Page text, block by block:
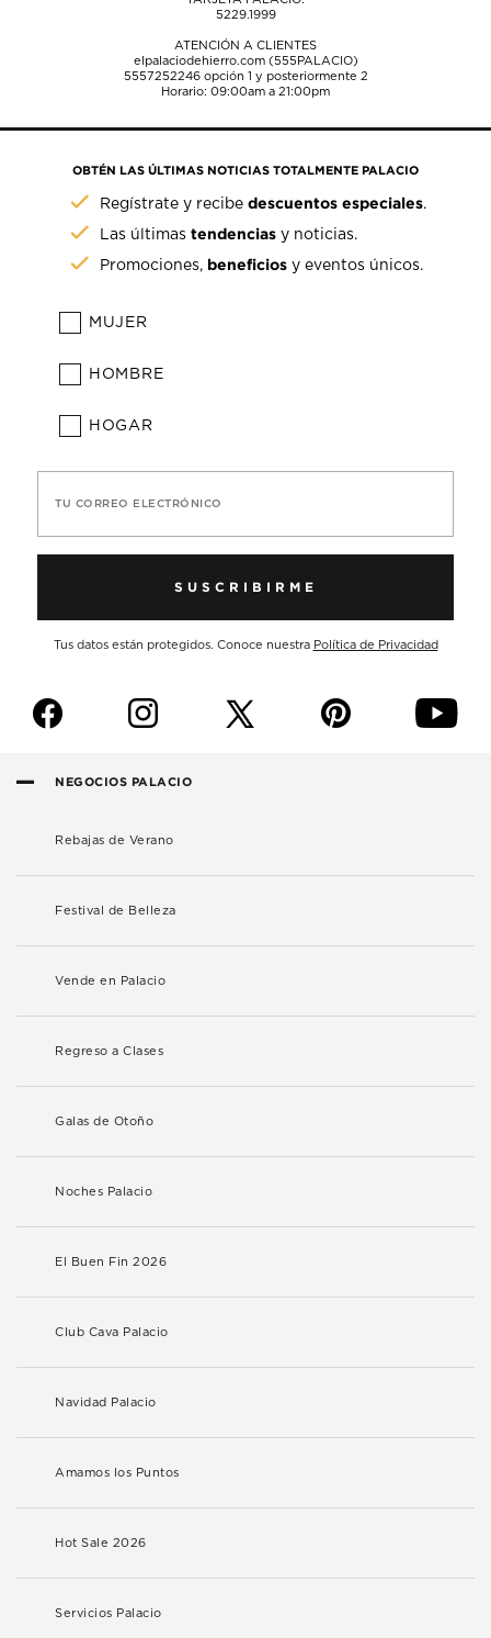
5229.1999
ATENCIÓN A CLIENTES
elpalaciodehierro.com (555PALACIO)
5557252246opción 1 y posteriormente 2
Horario: 09:00am a 21:00pm
OBTÉN LAS ÚLTIMAS NOTICIAS TOTALMENTE PALACIO
Regístrate y recibedescuentos especiales.
Las últimastendencias y noticias.
Promociones, beneficios y eventos únicos.
MUJER
HOMBRE
HOGAR
TU CORREO ELECTRÓNICO
SUSCRIBIRME
Tus datos están protegidos. Conoce nuestra Política de Privacidad
f i p y
NEGOCIOS PALACIO
Rebajas de Verano
Festival de Belleza
Vende en Palacio
Regreso a Clases
Galas de Otoño
Noches Palacio
El Buen Fin 2026
Club Cava Palacio
Navidad Palacio
Amamos los Puntos
Hot Sale 2026
Servicios Palacio